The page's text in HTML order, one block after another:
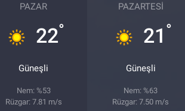
PAZAR
22°
Güneşli
Nem: %53
Rüzgar: 7.81 m/s
PAZARTESI
21 °
Güneşli
Nem: %63
Rüzgar: 7.50 m/s